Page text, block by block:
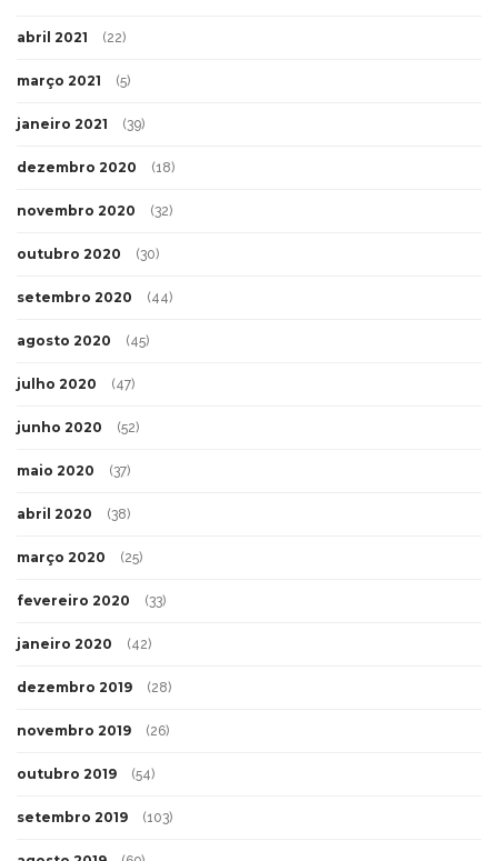
abril 2021 (22)
março 2021 (5)
janeiro 2021 (39)
dezembro 2020 (18)
novembro 2020 (32)
outubro 2020 (30)
setembro 2020 (44)
agosto 2020 (45)
julho 2020 (47)
junho 2020 (52)
maio 2020 (37)
abril 2020 (38)
março 2020 (25)
fevereiro 2020 (33)
janeiro 2020 (42)
dezembro 2019 (28)
novembro 2019 (26)
outubro 2019 (54)
setembro 2019 (103)